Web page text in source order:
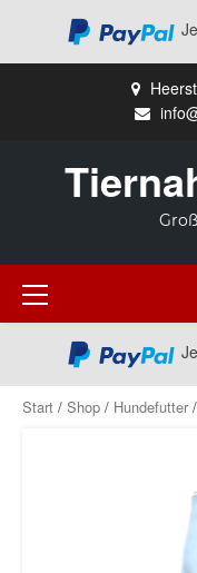
Primäres
Menü
Start / Shop / Hundefutter /